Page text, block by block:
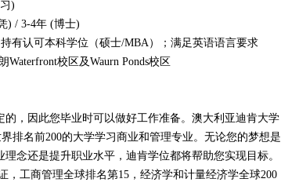
)
) / 3-4年 (博士)
有认可本科学位（硕士/MBA）；满足英语语言要求
校区及Waurn Ponds校区
，因此您毕业时可以做好工作准备。澳大利亚迪肯大学
排名前200的大学学习商业和管理专业。无论您的梦想是
念还是提升职业水平，迪肯学位都将帮助您实现目标。
，工商管理全球排名第15，经济学和计量经济学全球200